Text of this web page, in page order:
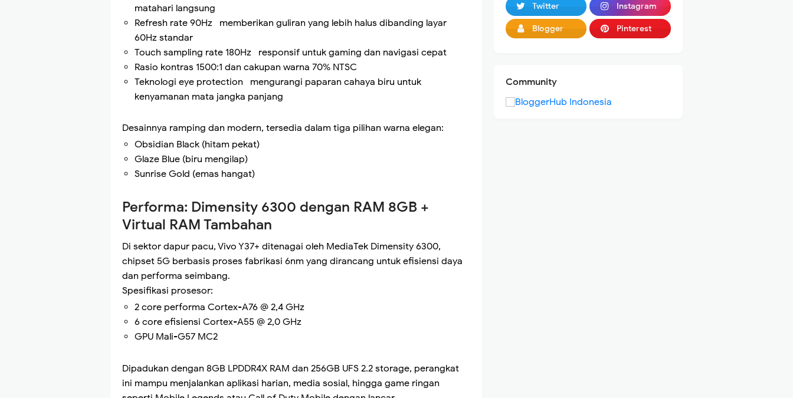
matahari langsung
Refresh rate 90Hz memberikan guliran yang lebih halus dibanding layar
60Hz standar
Touch sampling rate 180Hz responsif untuk gaming dan navigasi cepat
Rasio kontras 1500:1 dan cakupan warna 70% NTSC
Teknologi eye protection mengurangi paparan cahaya biru untuk
kenyamanan mata jangka panjang
Desainnya ramping dan modern, tersedia dalam tiga pilihan warna elegan:
Obsidian Black (hitam pekat)
Glaze Blue (biru mengilap)
Sunrise Gold (emas hangat)
Performa: Dimensity 6300 dengan RAM 8GB +
Virtual RAM Tambahan
Di sektor dapur pacu, Vivo Y37+ ditenagai oleh MediaTek Dimensity 6300,
chipset 5G berbasis proses fabrikasi 6nm yang dirancang untuk efisiensi daya
dan performa seimbang.
Spesifikasi prosesor:
2 core performa Cortex-A76 @ 2,4 GHz
6 core efisiensi Cortex-A55 @ 2,0 GHz
GPU Mali-G57 MC2
Dipadukan dengan 8GB LPDDR4X RAM dan 256GB UFS 2.2 storage, perangkat
ini mampu menjalankan aplikasi harian, media sosial, hingga game ringan
Twitter Instagram
Blogger Pinterest
Community